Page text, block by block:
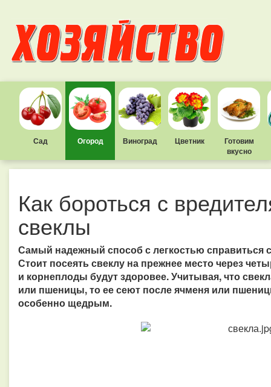
Сад Огород Виноград Цветник
Готовим
вкусно
Как бороться с
свеклы
Самый надежный способ с легкостью справиться
Стоит посеять свеклу на прежнее место через
и корнеплоды будут здоровее. Учитывая, что
или пшеницы, то ее сеют после ячменя или
особенно щедрым.